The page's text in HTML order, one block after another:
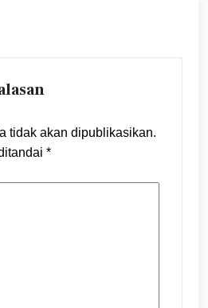
tidak akan dipublikasikan.
*